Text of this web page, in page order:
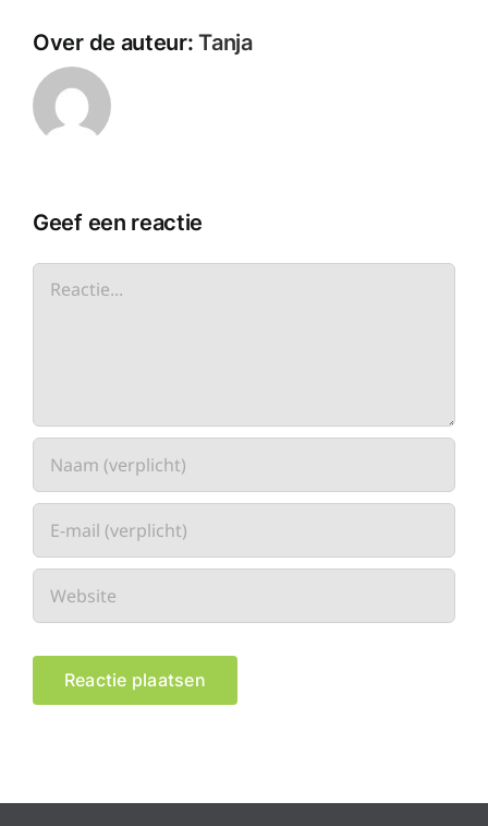
Over de auteur:Tanja
Geef een reactie
Reactie